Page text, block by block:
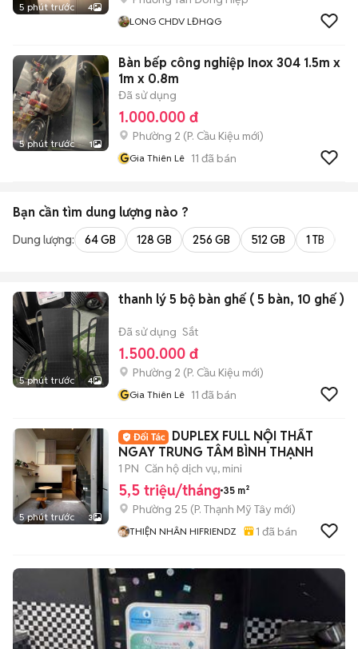
5 phút trước 4
LONG CHDV LĐHQG
5 phút trước 1
Bàn bếp công nghiệp Inox 304 1.5m x
1m x 0.8m
Đã sử dụng
1.000.000 đ
Phường 2 (P. Cầu Kiệu mới)
GGia Thiên Lê 11 đã bán
Bạn cần tìm dung lượng nào ?
Dung lượng: 64 GB 128 GB 256 GB 512 GB 1 TB
5 phút trước 4
thanh lý 5 bộ bàn ghế ( 5 bàn, 10 ghế )
Đã sử dụng Sắt
1.500.000 đ
Phường 2 (P. Cầu Kiệu mới)
GGia Thiên Lê 11 đã bán
5 phút trước 3
DUPLEX FULL NỘI THẤT
NGAY TRUNG TÂM BÌNH THẠNH
1 PN Căn hộ dịch vụ, mini
5,5 triệu/tháng 35 m²
Phường 25 (P. Thạnh Mỹ Tây mới)
THIỆN NHÂN HIFRIENDZ 1 đã bán